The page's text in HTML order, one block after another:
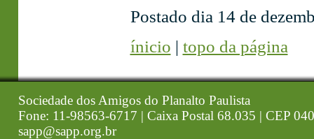
Postado dia 14 de
ínicio | topo da página
Sociedade dos Amigos do Planalto Paulista
Fone: 11-98563-6717 | Caixa Postal 68.035 | CEP
sapp@sapp.org.br